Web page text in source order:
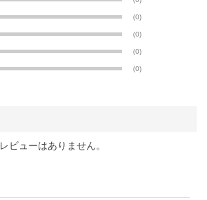
(0)
(0)
(0)
(0)
レビューはありません。